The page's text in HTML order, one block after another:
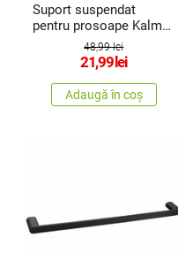
Suport suspendat
pentru prosoape Kalmar,
48,99 lei
21,99 lei
Adaugă în coș